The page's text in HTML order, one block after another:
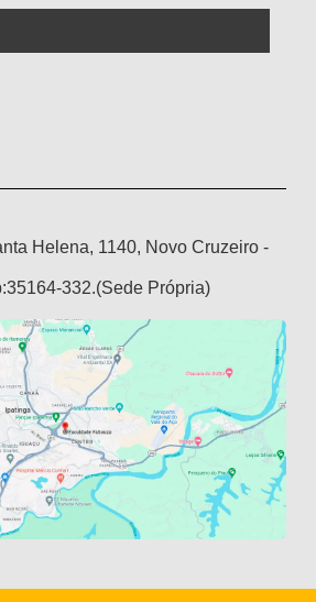
Helena, 1140, Novo Cruzeiro -
332.(Sede Própria)